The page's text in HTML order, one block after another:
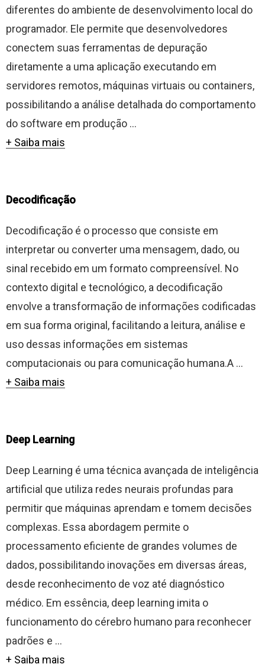
diferentes do ambiente de desenvolvimento local do
programador. Ele permite que desenvolvedores
conectem suas ferramentas de depuração
diretamente a uma aplicação executando em
servidores remotos, máquinas virtuais ou containers,
possibilitando a análise detalhada do comportamento
do software em produção ...
+ Saiba mais
Decodificação
Decodificação é o processo que consiste em
interpretar ou converter uma mensagem, dado, ou
sinal recebido em um formato compreensível. No
contexto digital e tecnológico, a decodificação
envolve a transformação de informações codificadas
em sua forma original, facilitando a leitura, análise e
uso dessas informações em sistemas
computacionais ou para comunicação humana.A ...
+ Saiba mais
Deep Learning
Deep Learning é uma técnica avançada de inteligência
artificial que utiliza redes neurais profundas para
permitir que máquinas aprendam e tomem decisões
complexas. Essa abordagem permite o
processamento eficiente de grandes volumes de
dados, possibilitando inovações em diversas áreas,
desde reconhecimento de voz até diagnóstico
médico. Em essência, deep learning imita o
funcionamento do cérebro humano para reconhecer
padrões e ...
+ Saiba mais